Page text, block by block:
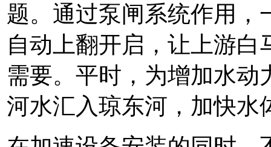
题。通过泵闸系统作用，
自动上翻开启，让上游
需要。平时，为增加水动
河水汇入琼东河，加快水